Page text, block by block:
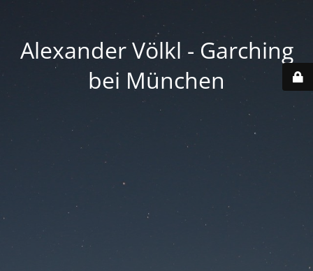
Alexander Völkl - Garching
bei München